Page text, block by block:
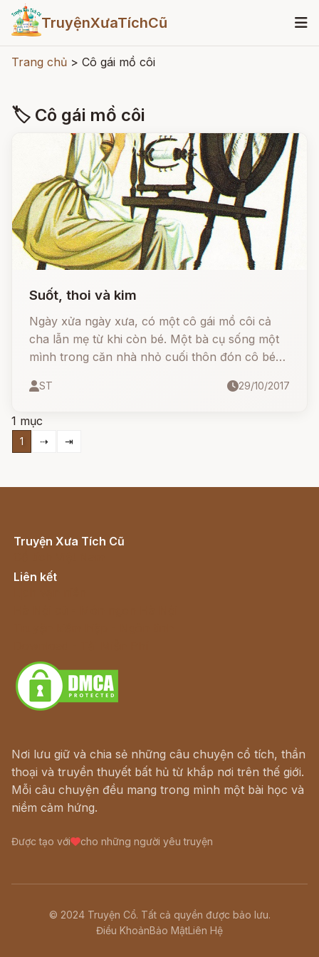
TruyệnXưaTíchCũ
Trang chủ > Cô gái mồ côi
🏷 Cô gái mồ côi
Suốt, thoi và kim
Ngày xửa ngày xưa, có một cô gái mồ côi cả
cha lẫn mẹ từ khi còn bé. Một bà cụ sống một
mình trong căn nhà nhỏ cuối thôn đón cô bé
sợi, dệt vải, vá may, và dạy dỗ cô ăn ở cho nết
nặng, bà gọi cô đến bên giường và bảo:
ST 29/10/2017
1 mục
1 ⇢ ⇥
Truyện Xưa Tích Cũ
Liên kết
Nơi lưu giữ và chia sẻ những câu chuyện cổ tích, thần
thoại và truyền thuyết bất hủ từ khắp nơi trên thế giới.
Mỗi câu chuyện đều mang trong mình một bài học và
niềm cảm hứng.
Được tạo với cho những người yêu truyện
© 2024 Truyện Cổ. Tất cả quyền được bảo lưu.
Điều KhoảnBảo MậtLiên Hệ